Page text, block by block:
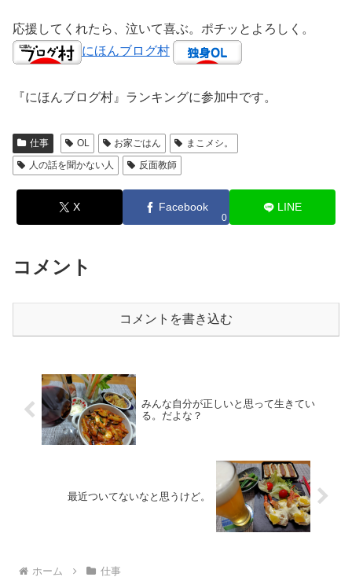
応援してくれたら、泣いて喜ぶ。ポチッとよろしく。
にほんブログ村
『にほんブログ村』ランキングに参加中です。
仕事 OL お家ごはん
まこメシ。
人の話を聞かない人
反面教師
X Facebook
0
LINE
コメント
コメントを書き込む
みんな自分が正しいと思って生きてい
る。だよな？
最近ついてないなと思うけど。
ホーム 仕事